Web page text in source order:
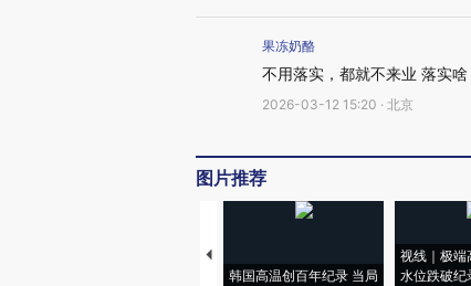
果冻奶酪
不用落实，都就不来业 落实啥
2026-03-12 15:20 · 北京
图片推荐
韩国高温创百年纪录 当局
视线｜极端
水位跌破纪